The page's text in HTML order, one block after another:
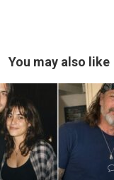
You may also like